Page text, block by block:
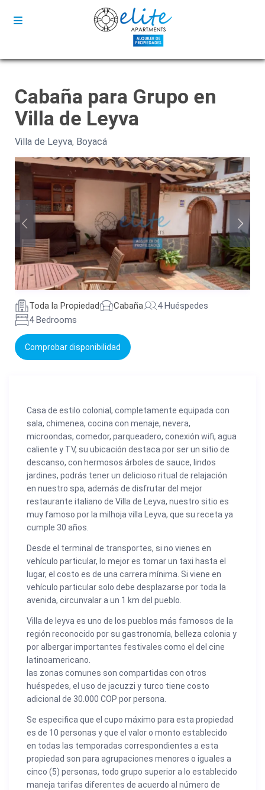
Cabaña para Grupo en
Villa de Leyva
Villa de Leyva, Boyacá
Toda la Propiedad Cabaña
4 Huéspedes
4 Bedrooms
Comprobar disponibilidad
Casa de estilo colonial, completamente equipada con
sala, chimenea, cocina con menaje, nevera,
microondas, comedor, parqueadero, conexión wifi, agua
caliente y TV, su ubicación destaca por ser un sitio de
descanso, con hermosos árboles de sauce, lindos
jardines, podrás tener un delicioso ritual de relajación
en nuestro spa, además de disfrutar del mejor
restaurante italiano de Villa de Leyva, nuestro sitio es
muy famoso por la milhoja villa Leyva, que su receta ya
cumple 30 años.
Desde el terminal de transportes, si no vienes en
vehículo particular, lo mejor es tomar un taxi hasta el
lugar, el costo es de una carrera mínima. Si viene en
vehículo particular solo debe desplazarse por toda la
avenida, circunvalar a un 1 km del pueblo.
Villa de leyva es uno de los pueblos más famosos de la
región reconocido por su gastronomía, belleza colonia y
por albergar importantes festivales como el del cine
latinoamericano.
las zonas comunes son compartidas con otros
huéspedes, el uso de jacuzzi y turco tiene costo
adicional de 30.000 COP por persona.
Se especifica que el cupo máximo para esta propiedad
es de 10 personas y que el valor o monto establecido
en todas las temporadas correspondientes a esta
propiedad son para agrupaciones menores o iguales a
cinco (5) personas, todo grupo superior a lo establecido
maneja tarifas diferentes de acuerdo al número de